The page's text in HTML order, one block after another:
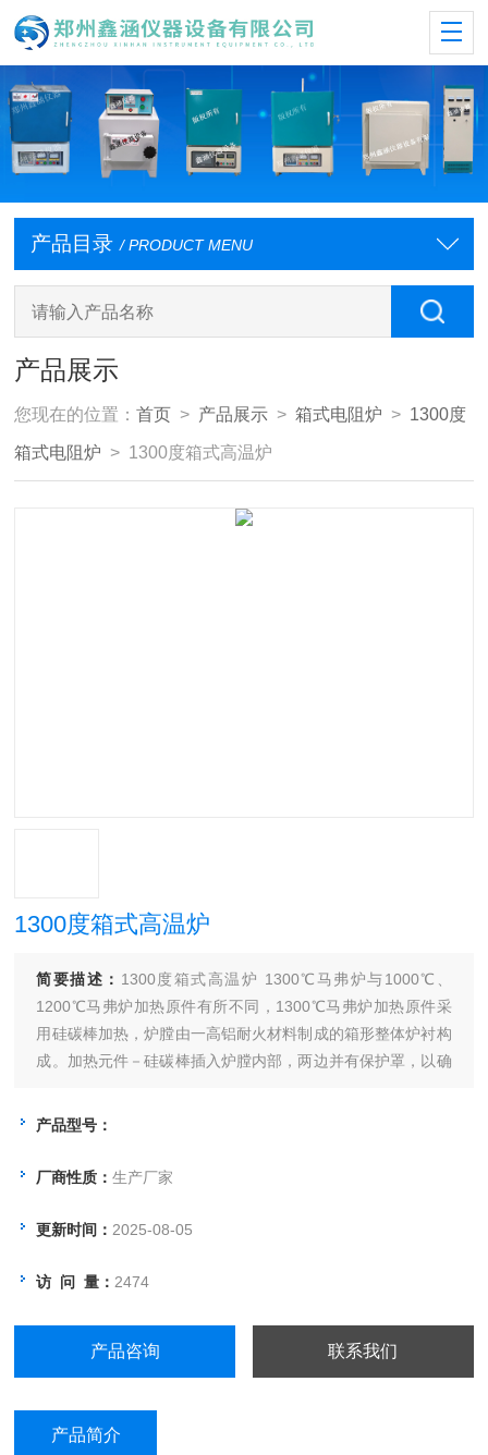
产品目录 / PRODUCT MENU
产品展示
您现在的位置：首页 > 产品展示 >箱式电阻炉 > 1300度
箱式电阻炉 > 1300度箱式高温炉
1300度箱式高温炉
简要描述： 1300度箱式高温炉 1300℃马弗炉与1000℃、
1200℃马弗炉加热原件有所不同，1300℃马弗炉加热原件采
用硅碳棒加热，炉膛由一高铝耐火材料制成的箱形整体炉衬构
成。加热元件－硅碳棒插入炉膛内部，两边并有保护罩，以确
产品型号：
厂商性质：生产厂家
更新时间： 2025-08-05
访 问 量： 2474
产品咨询 联系我们
产品简介